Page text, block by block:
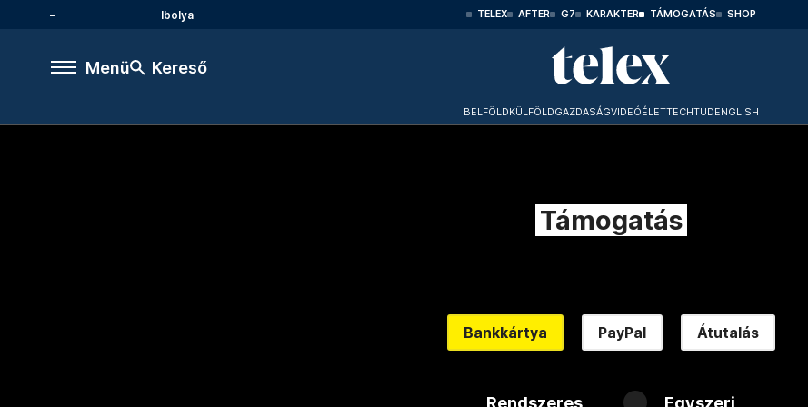
Ibolya TELEX AFTER G7 KARAKTER TÁMOGATÁS SHOP
Menü Kereső
BELFÖLDKÜLFÖLDGAZDASÁGVIDEÓÉLETTECHTUDENGLISH
Támogatás
Bankkártya PayPal Átutalás
Rendszeres Egyszeri